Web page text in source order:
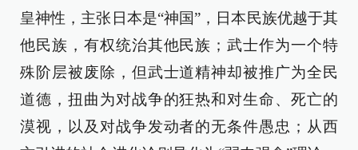
皇神性，主张日本是“神国”，日本民族优越于其
他民族，有权统治其他民族；武士作为一个特
殊阶层被废除，但武士道精神却被推广为全民
道德，扭曲为对战争的狂热和对生命、死亡的
漠视，以及对战争发动者的无条件愚忠；从西